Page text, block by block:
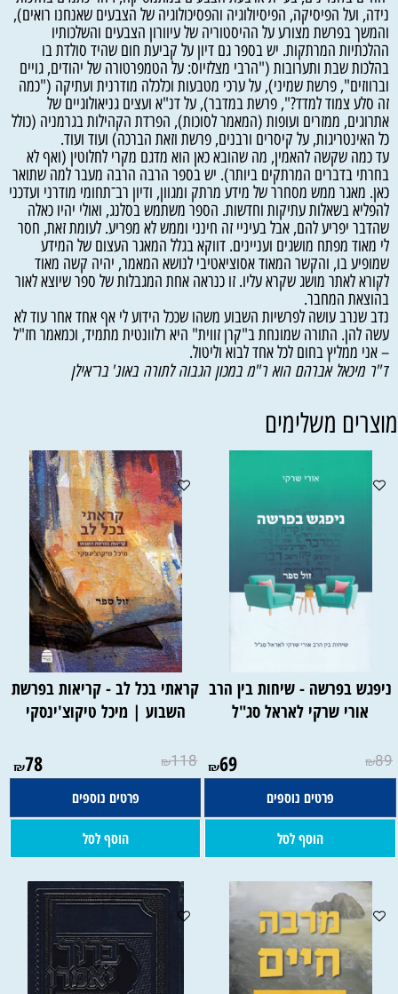
נידה, ועל הפיסיקה, הפיסיולוגיה והפסיכולוגיה של הצבעים שאנחנו רואים),
והמשך בפרשת מצורע על ההיסטוריה של עיוורון הצבעים והשלכותיו
ההלכתיות המרתקות. יש בספר גם דיון על קביעת חום שהיד סולדת בו
בהלכות שבת ותערובות ("הרבי מצלזיוס: על הטמפרטורה של יהודים, גויים
וברווזים", פרשת שמיני), על ערכי מטבעות וכלכלה מודרנית ועתיקה ("כמה
זה סלע צמוד למדד?", פרשת במדבר), על דנ"א ועצים גניאולוגיים של
אתרוגים, ממזרים ועופות (המאמר לסוכות), הפרדת הקהילות בגרמניה (כולל
כל האינטריגות, על קיסרים ורבנים, פרשת וזאת הברכה) ועוד ועוד.
עד כמה שקשה להאמין, מה שהובא כאן הוא מדגם מקרי לחלוטין (ואף לא
בחרתי בדברים המרתקים ביותר). יש בספר הרבה הרבה מעבר למה שתואר
כאן. מאגר ממש מסחרר של מידע מרתק ומגוון, ודיון רב־תחומי מודרני ועדכני
להפליא בשאלות עתיקות וחדשות. הספר משתמש בסלנג, ואולי יהיו כאלה
שהדבר יפריע להם, אבל בעיניי זה חינני וממש לא מפריע. לעומת זאת, חסר
לי מאוד מפתח מושגים ועניינים. דווקא בגלל המאגר העצום של המידע
שמופיע בו, והקשר המאוד אסוציאטיבי לנושא המאמר, יהיה קשה מאוד
לקורא לאתר מושג שקרא עליו. זו כנראה אחת המגבלות של ספר שיוצא לאור
בהוצאת המחבר.
נדב שנרב עושה לפרשיות השבוע משהו שככל הידוע לי אף אחד אחר עוד לא
עשה להן. התורה שמונחת ב"קרן זווית" היא רלוונטית מתמיד, וכמאמר חז"ל
– אני ממליץ בחום לכל אחד לבוא וליטול.
ד"ר מיכאל אברהם הוא ר"מ במכון הגבוה לתורה באונ' בר־אילן
משלימים
ניפגש בפרשה - שיחות בין הרב
אורי שרקי לאראל סג"ל
₪89
₪69
פרטים נוספים
הוסף לסל
קראתי בכל לב - קריאות בפרשת
השבוע | מיכל טיקוצ'ינסקי
₪118
₪78
פרטים נוספים
הוסף לסל